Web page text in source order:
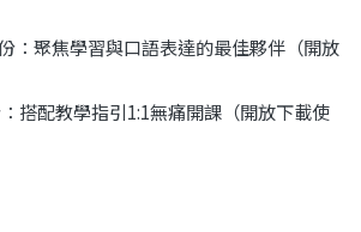
：聚焦學習與口語表達的最佳夥伴（開放
搭配教學指引1:1無痛開課（開放下載使